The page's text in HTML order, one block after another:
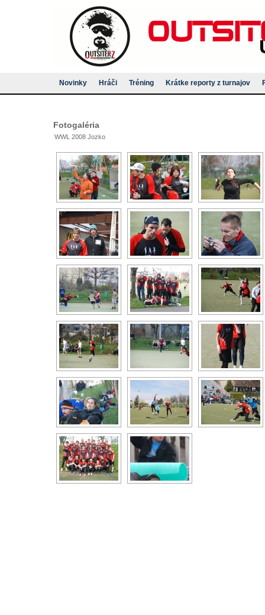
Novinky Hráči Tréning Krátke reporty z turnajov
Fotogaléria
WWL 2008 Jozko